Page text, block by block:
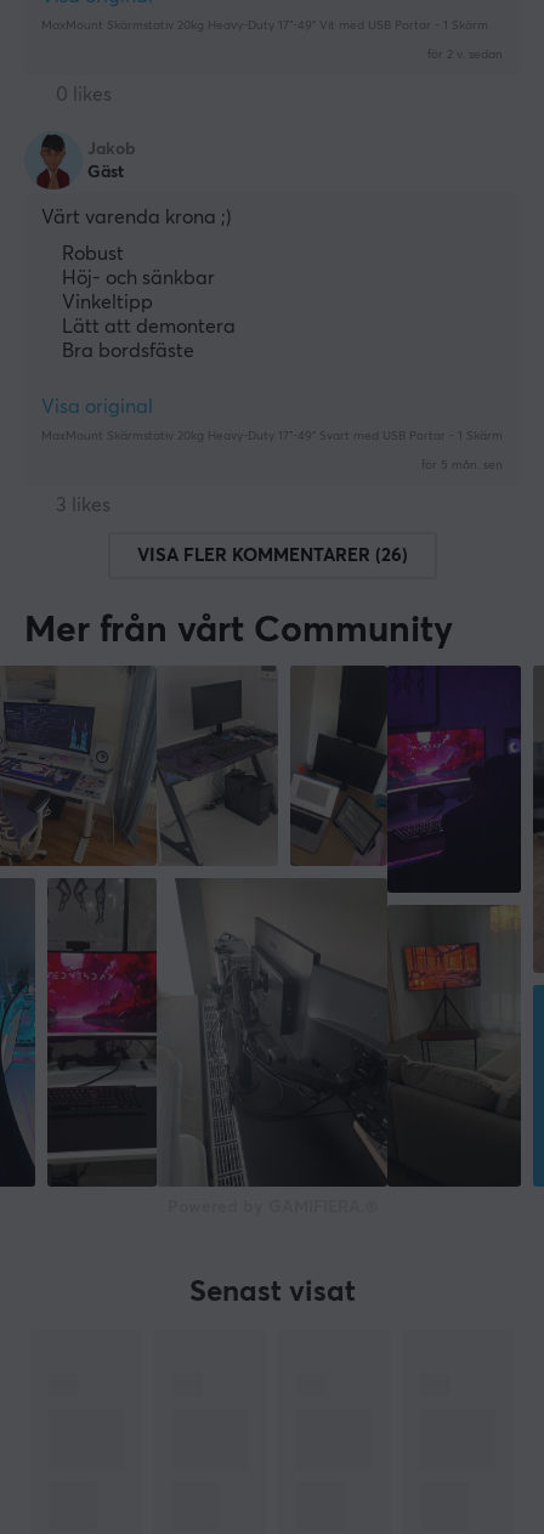
MaxMount Skärmstativ 20kg Heavy-Duty 17”-49” Vit med USB Portar - 1 Skärm
för 2 v. sedan
0 likes
Jakob
Gäst
Värt varenda krona ;)
Robust
Höj- och sänkbar
Vinkeltipp
Lätt att demontera
Bra bordsfäste
Visa original
MaxMount Skärmstativ 20kg Heavy-Duty 17”-49” Svart med USB Portar - 1 Skärm
för 5 mån. sen
3 likes
VISA FLER KOMMENTARER (26)
Mer från vårt Community
Senast visat